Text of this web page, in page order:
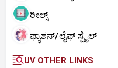
ರೀಲ್ಸ್
ಫ್ಯಾಶನ್/ಲೈಫ್‌ ಸ್ಟೈಲ್
UV OTHER LINKS